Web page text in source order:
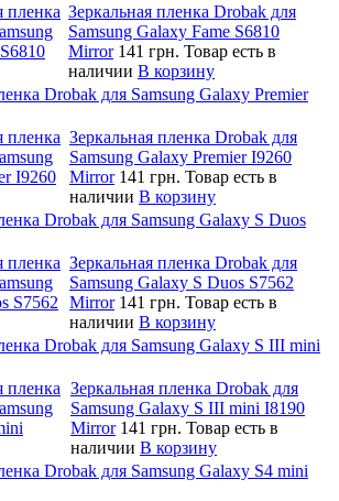
Зеркальная пленка Drobak для
Samsung Galaxy Fame S6810
Mirror 141 грн. Товар есть в
наличии В корзину
Drobak для Samsung Galaxy Premier
Зеркальная пленка Drobak для
Samsung Galaxy Premier I9260
Mirror 141 грн. Товар есть в
наличии В корзину
Drobak для Samsung Galaxy S Duos
Зеркальная пленка Drobak для
Samsung Galaxy S Duos S7562
Mirror 141 грн. Товар есть в
наличии В корзину
Drobak для Samsung Galaxy S III mini
Зеркальная пленка Drobak для
Samsung Galaxy S III mini I8190
Mirror 141 грн. Товар есть в
наличии В корзину
Drobak для Samsung Galaxy S4 mini